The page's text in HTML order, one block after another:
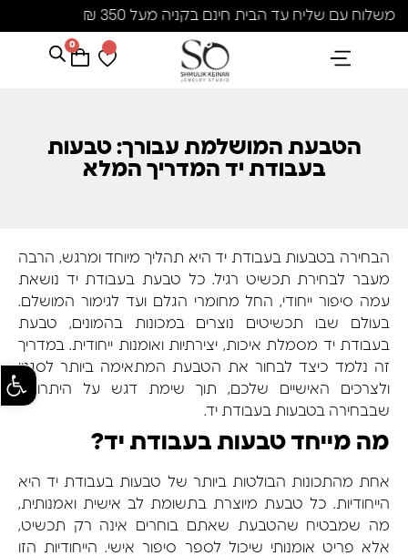
משלוח עם שליח עד הבית חינם בקניה מעל 350 ₪
0
הטבעת המושלמת עבורך: טבעות
בעבודת יד המדריך המלא
הבחירה בטבעות בעבודת יד היא תהליך מיוחד ומרגש, הרבה
מעבר לבחירת תכשיט רגיל. כל טבעת בעבודת יד נושאת
עמה סיפור ייחודי, החל מחומרי הגלם ועד לגימור המושלם.
בעולם שבו תכשיטים נוצרים במכונות בהמונים, טבעת
בעבודת יד מסמלת איכות, יצירתיות ואומנות ייחודית. במדריך
זה נלמד כיצד לבחור את הטבעת המתאימה ביותר לסגנון
ולצרכים האישיים שלכם, תוך שימת דגש על היתרונות
שבבחירה בטבעות בעבודת יד.
מה מייחד טבעות בעבודת יד?
אחת מהתכונות הבולטות ביותר של טבעות בעבודת יד היא
הייחודיות. כל טבעת מיוצרת בתשומת לב אישית ואמנותית,
מה שמבטיח שהטבעת שאתם בוחרים אינה רק תכשיט,
אלא פריט אומנותי שיכול לספר סיפור אישי. הייחודיות הזו
פתח